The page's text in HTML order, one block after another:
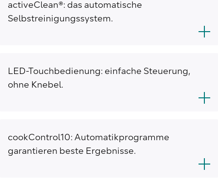
activeClean®: das automatische
Selbstreinigungssystem.
LED-Touchbedienung: einfache Steuerung,
ohne Knebel.
cookControl10: Automatikprogramme
garantieren beste Ergebnisse.